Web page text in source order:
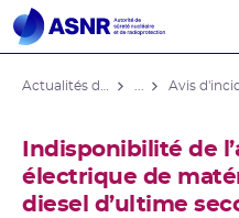
Indisponibilité de
électrique de
diesel d’ultime